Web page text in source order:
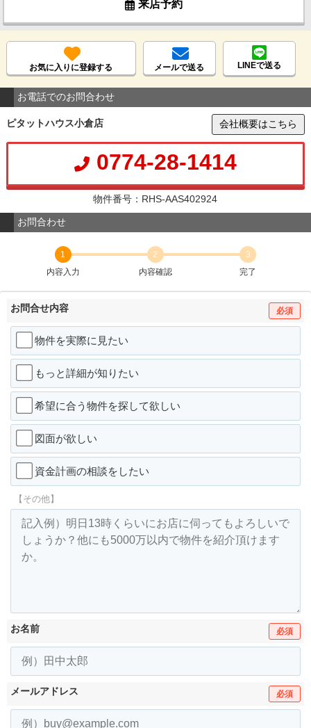
来店予約
お気に入りに登録する メールで送る LINEで送る
お電話でのお問合わせ
ピタットハウス小倉店 会社概要はこちら
0774-28-1414
物件番号：RHS-AAS402924
お問合わせ
1
内容入力
2
内容確認
3
完了
お問合せ内容 必須
物件を実際に見たい
もっと詳細が知りたい
希望に合う物件を探して欲しい
図面が欲しい
資金計画の相談をしたい
【その他】
お名前 必須
メールアドレス 必須